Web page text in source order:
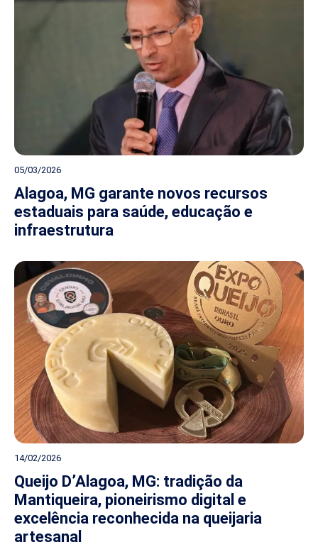
05/03/2026
Alagoa, MG garante novos recursos
estaduais para saúde, educação e
infraestrutura
14/02/2026
Queijo D’Alagoa, MG: tradição da
Mantiqueira, pioneirismo digital e
excelência reconhecida na queijaria
artesanal